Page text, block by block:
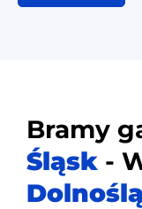
Bramy
Śląsk -